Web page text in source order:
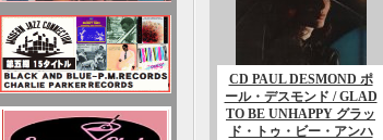
CD PAUL DESMOND ポ
ール・デスモンド / GLAD
TO BE UNHAPPY グラッ
ド・トゥ・ビー・アンハ